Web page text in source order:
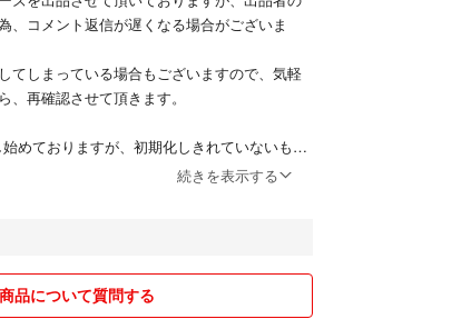
、コメント返信が遅くなる場合がございま
てしまっている場合もございますので、気軽
、再確認させて頂きます。
めておりますが、初期化しきれていないもの
すが、中古ですのでモーターが弱くなってい
了承ください。
車、電車等、男の子の好むおもちゃを続々と
続きを表示する
商品について質問する